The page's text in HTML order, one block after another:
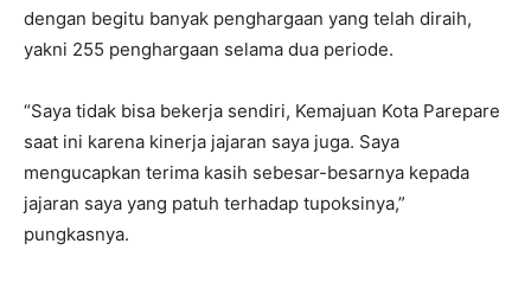
dengan begitu banyak penghargaan yang telah diraih,
yakni 255 penghargaan selama dua periode.
“Saya tidak bisa bekerja sendiri, Kemajuan Kota Parepare
saat ini karena kinerja jajaran saya juga. Saya
mengucapkan terima kasih sebesar-besarnya kepada
jajaran saya yang patuh terhadap tupoksinya,”
pungkasnya.